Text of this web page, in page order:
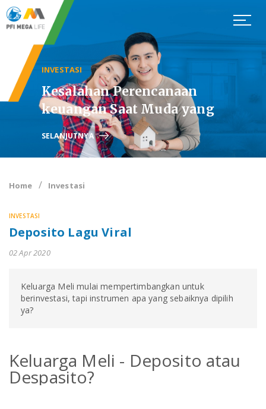
INVESTASI
Kesalahan Perencanaan
keuangan Saat Muda yang
Membuat Kita Harus Bekerja
Hingga Tua
SELANJUTNYA
Home Investasi
INVESTASI
Deposito Lagu Viral
02 Apr 2020
Keluarga Meli mulai mempertimbangkan untuk
berinvestasi, tapi instrumen apa yang sebaiknya dipilih
ya?
Keluarga Meli - Deposito atau
Despasito?